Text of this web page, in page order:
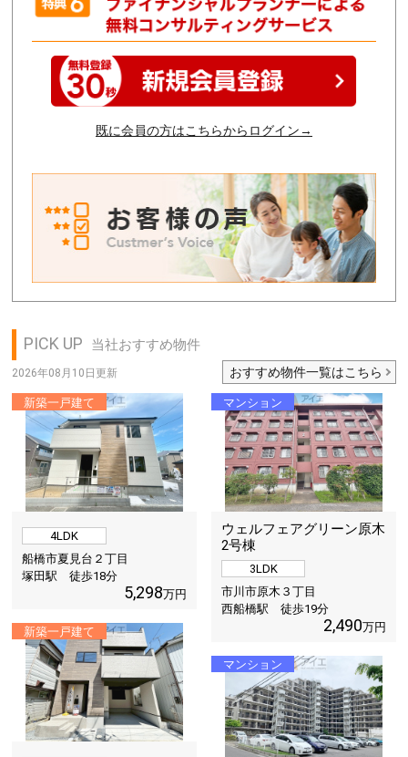
既に会員の方はこちらからログイン→
PICK UP 当社おすすめ物件
2026年08月10日更新 おすすめ物件一覧はこちら
新築一戸建て
4LDK
船橋市夏見台２丁目
塚田駅 徒歩18分
5,298万円
新築一戸建て
マンション
ウェルフェアグリーン原木
2号棟
3LDK
市川市原木３丁目
西船橋駅 徒歩19分
2,490万円
マンション